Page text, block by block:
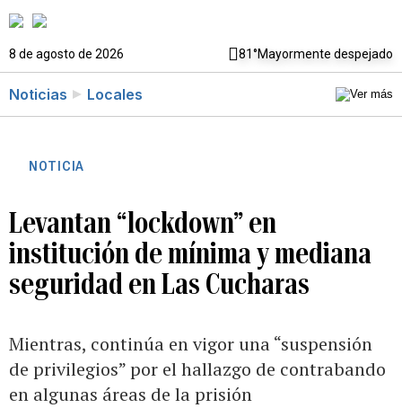
8 de agosto de 2026 81°Mayormente despejado
Noticias Locales
NOTICIA
Levantan “lockdown” en
institución de mínima y mediana
seguridad en Las Cucharas
Mientras, continúa en vigor una “suspensión
de privilegios” por el hallazgo de contrabando
en algunas áreas de la prisión